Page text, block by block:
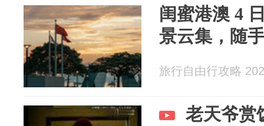
闺蜜港澳 4
景云集，随
旅行自由行攻略
老天爷赏